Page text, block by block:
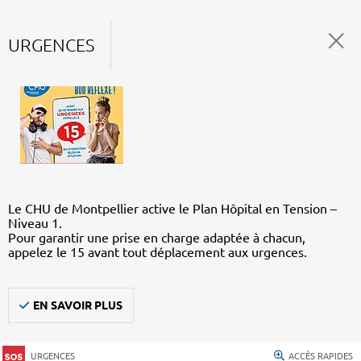
URGENCES
Le CHU de Montpellier active le Plan Hôpital en Tension –
Niveau 1.
Pour garantir une prise en charge adaptée à chacun,
appelez le 15 avant tout déplacement aux urgences.
EN SAVOIR PLUS
URGENCES ACCÈS RAPIDES